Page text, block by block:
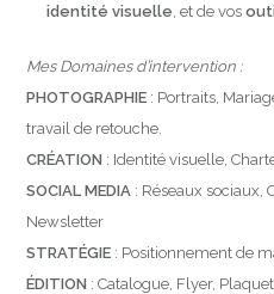
identité visuelle , et de vos
Mes Domaines d’intervention :
PHOTOGRAPHIE : Portraits,
travail de retouche.
CRÉATION : Identité visuelle,
SOCIAL MEDIA : Réseaux
Newsletter
STRATÉGIE : Positionnement de
ÉDITION : Catalogue, Flyer,